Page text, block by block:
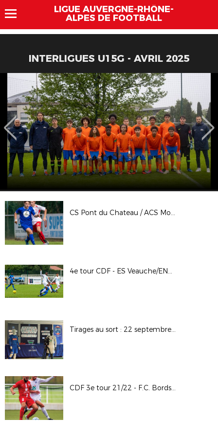
LIGUE AUVERGNE-RHÔNE-
ALPES DE FOOTBALL
INTERLIGUES U15G - AVRIL 2025
CS Pont du Chateau / ACS Moulins - CGCA 3e tour
4e tour CDF - ES Veauche/ENT. Crest Aouste
Tirages au sort : 22 septembre 2021 à Cournon d'Auvergne
CDF 3e tour 21/22 - F.C. Bords de Saône / F.C Lyon